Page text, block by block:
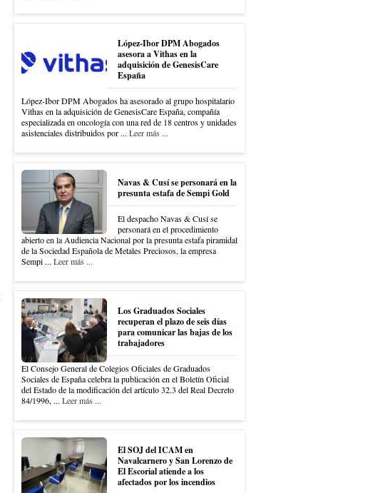
López-Ibor DPM Abogados
asesora a Vithas en la
adquisición de GenesisCare
España
López-Ibor DPM Abogados ha asesorado al grupo hospitalario
Vithas en la adquisición de GenesisCare España, compañía
especializada en oncología con una red de 18 centros y unidades
asistenciales distribuidos por ... Leer más ...
Navas & Cusí se personará en la
presunta estafa de Sempi Gold
El despacho Navas & Cusí se
personará en el procedimiento
abierto en la Audiencia Nacional por la presunta estafa piramidal
de la Sociedad Española de Metales Preciosos, la empresa
Sempi ... Leer más ...
Los Graduados Sociales
recuperan el plazo de seis días
para comunicar las bajas de los
trabajadores
El Consejo General de Colegios Oficiales de Graduados
Sociales de España celebra la publicación en el Boletín Oficial
del Estado de la modificación del artículo 32.3 del Real Decreto
84/1996, ... Leer más ...
El SOJ del ICAM en
Navalcarnero y San Lorenzo de
El Escorial atiende a los
afectados por los incendios